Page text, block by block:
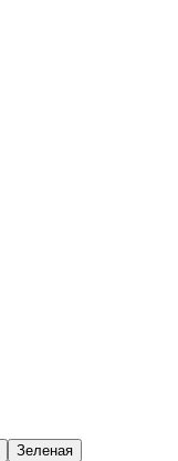
Зеленая